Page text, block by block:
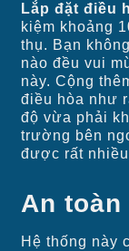
Lắp đặt điều
kiệm khoảng
thụ. Bạn
nào đều vui
này. Cộng
điều hòa như
độ vừa phải
trường bên
được rất
An
Hệ thống này